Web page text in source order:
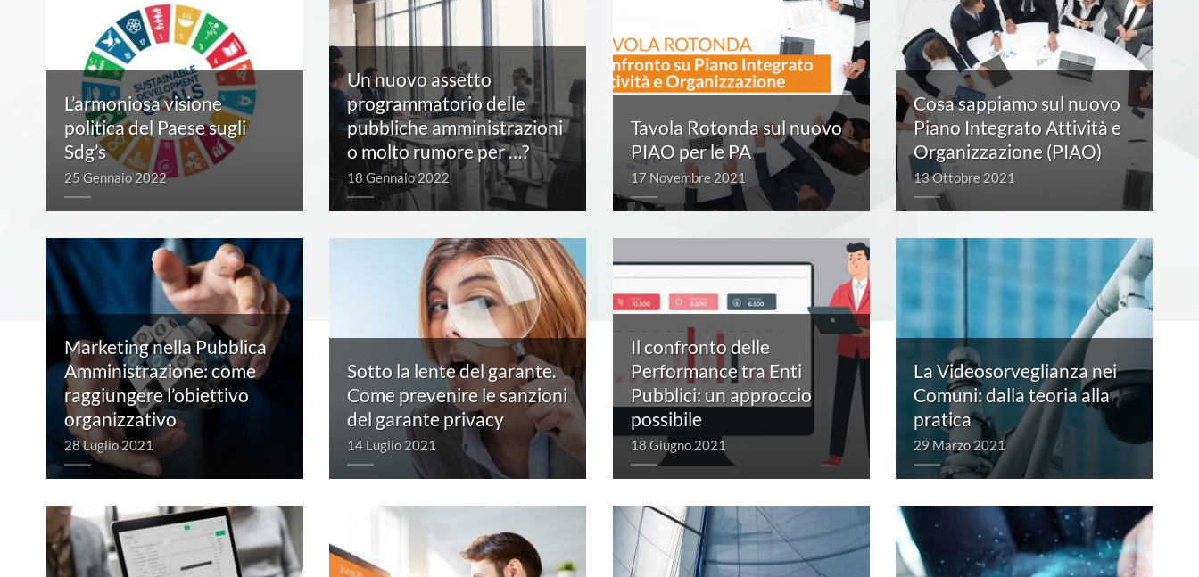
L’armoniosa visione
politica del Paese sugli
Sdg’s
25 Gennaio 2022
Un nuovo assetto
programmatorio delle
pubbliche amministrazioni
o molto rumore per …?
18 Gennaio 2022
Tavola Rotonda sul nuovo
PIAO per le PA
17 Novembre 2021
Cosa sappiamo sul nuovo
Piano Integrato Attività e
Organizzazione (PIAO)
13 Ottobre 2021
Marketing nella Pubblica
Amministrazione: come
raggiungere l’obiettivo
organizzativo
28 Luglio 2021
Sotto la lente del garante.
Come prevenire le sanzioni
del garante privacy
14 Luglio 2021
Il confronto delle
Performance tra Enti
Pubblici: un approccio
possibile
18 Giugno 2021
La Videosorveglianza nei
Comuni: dalla teoria alla
pratica
29 Marzo 2021